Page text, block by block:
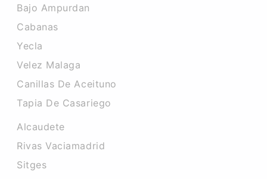
Bajo Ampurdan
Cabanas
Yecla
Velez Malaga
Canillas De Aceituno
Tapia De Casariego
Alcaudete
Rivas Vaciamadrid
Sitges